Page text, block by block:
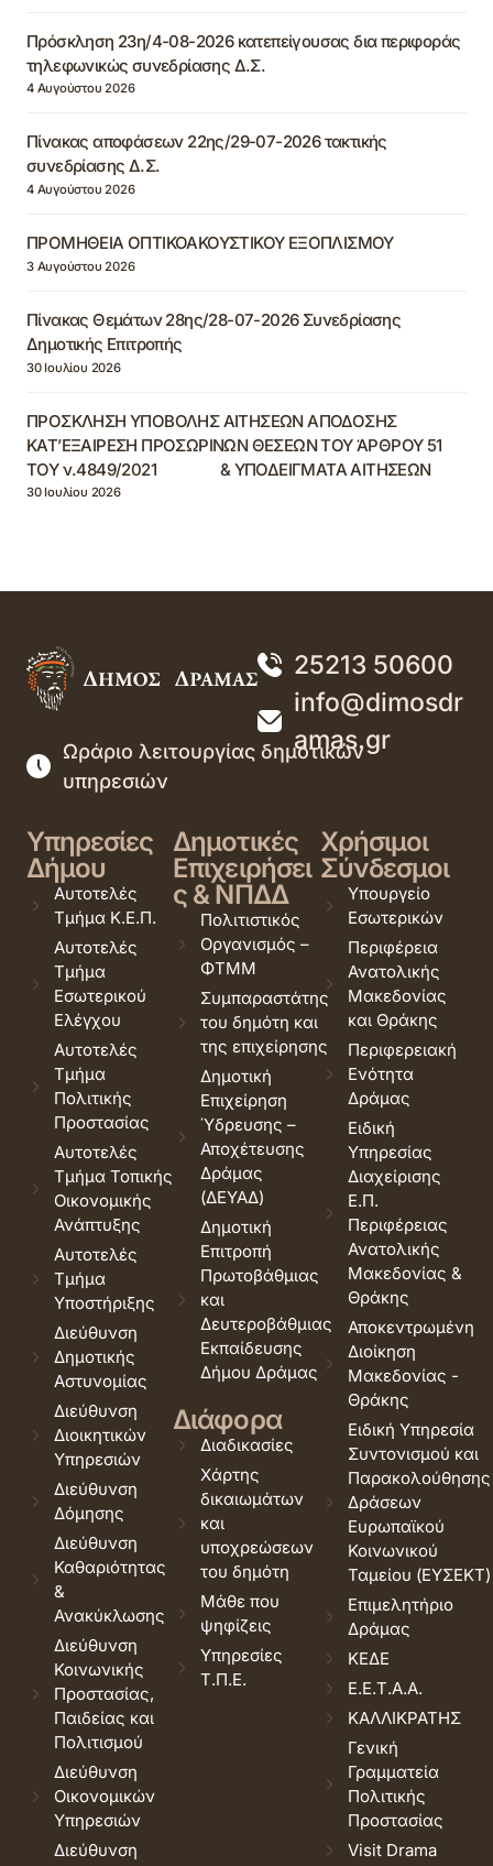
Πρόσκληση 23η/4-08-2026 κατεπείγουσας δια περιφοράς
τηλεφωνικώς συνεδρίασης Δ.Σ.
4 Αυγούστου 2026
Πίνακας αποφάσεων 22ης/29-07-2026 τακτικής
συνεδρίασης Δ.Σ.
4 Αυγούστου 2026
ΠΡΟΜΗΘΕΙΑ ΟΠΤΙΚΟΑΚΟΥΣΤΙΚΟΥ ΕΞΟΠΛΙΣΜΟΥ
3 Αυγούστου 2026
Πίνακας Θεμάτων 28ης/28-07-2026 Συνεδρίασης
Δημοτικής Επιτροπής
30 Ιουλίου 2026
ΠΡΟΣΚΛΗΣΗ ΥΠΟΒΟΛΗΣ ΑΙΤΗΣΕΩΝ ΑΠΟΔΟΣΗΣ
ΚΑΤ’ΕΞΑΙΡΕΣΗ ΠΡΟΣΩΡΙΝΩΝ ΘΕΣΕΩΝ ΤΟΥ ΆΡΘΡΟΥ 51
ΤΟΥ ν.4849/2021 & ΥΠΟΔΕΙΓΜΑΤΑ ΑΙΤΗΣΕΩΝ
30 Ιουλίου 2026
25213 50600
info@dimosdr
amas.gr
Ωράριο λειτουργίας δημοτικών
υπηρεσιών
Υπηρεσίες
Δήμου
Αυτοτελές
Τμήμα Κ.Ε.Π.
Αυτοτελές
Τμήμα
Εσωτερικού
Ελέγχου
Αυτοτελές
Τμήμα
Πολιτικής
Προστασίας
Αυτοτελές
Τμήμα Τοπικής
Οικονομικής
Ανάπτυξης
Αυτοτελές
Τμήμα
Υποστήριξης
Διεύθυνση
Δημοτικής
Αστυνομίας
Διεύθυνση
Διοικητικών
Υπηρεσιών
Διεύθυνση
Δόμησης
Διεύθυνση
Καθαριότητας
&
Ανακύκλωσης
Διεύθυνση
Κοινωνικής
Προστασίας,
Παιδείας και
Πολιτισμού
Διεύθυνση
Οικονομικών
Υπηρεσιών
Διεύθυνση
Δημοτικές
Επιχειρήσει
ς & ΝΠΔΔ
Πολιτιστικός
Οργανισμός –
ΦΤΜΜ
Συμπαραστάτης
του δημότη και
της επιχείρησης
Δημοτική
Επιχείρηση
Ύδρευσης –
Αποχέτευσης
Δράμας
(ΔΕΥΑΔ)
Δημοτική
Επιτροπή
Πρωτοβάθμιας
και
Δευτεροβάθμιας
Εκπαίδευσης
Δήμου Δράμας
Διάφορα
Διαδικασίες
Χάρτης
δικαιωμάτων
και
υποχρεώσεων
του δημότη
Μάθε που
ψηφίζεις
Υπηρεσίες
Τ.Π.Ε.
Χρήσιμοι
Σύνδεσμοι
Υπουργείο
Εσωτερικών
Περιφέρεια
Ανατολικής
Μακεδονίας
και Θράκης
Περιφερειακή
Ενότητα
Δράμας
Ειδική
Υπηρεσίας
Διαχείρισης
Ε.Π.
Περιφέρειας
Ανατολικής
Μακεδονίας &
Θράκης
Αποκεντρωμένη
Διοίκηση
Μακεδονίας -
Θράκης
Ειδική Υπηρεσία
Συντονισμού και
Παρακολούθησης
Δράσεων
Ευρωπαϊκού
Κοινωνικού
Ταμείου (ΕΥΣΕΚΤ)
Επιμελητήριο
Δράμας
ΚΕΔΕ
Ε.Ε.Τ.Α.Α.
ΚΑΛΛΙΚΡΑΤΗΣ
Γενική
Γραμματεία
Πολιτικής
Προστασίας
Visit Drama